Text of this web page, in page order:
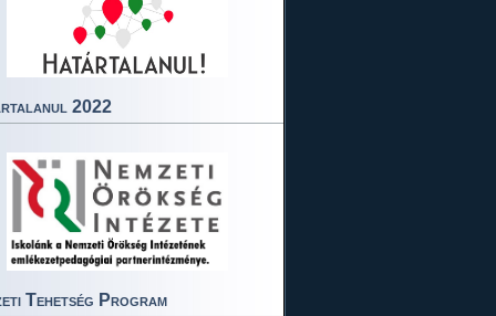
2022
Tehetség Program